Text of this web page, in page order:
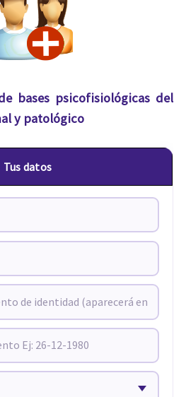
bases psicofisiológicas del
y patológico
Tus datos